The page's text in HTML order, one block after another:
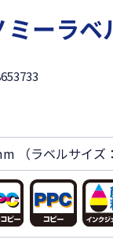
ーラベ
（ラベルサイズ